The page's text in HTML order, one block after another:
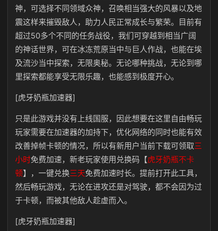
神，可选择不同领域众神，召唤相当强大的风暴以及地
震这样来摧毁敌人，助力人民正常成长与繁荣。目前有
超过50多个不同的任务战役，我们可穿越到相当广阔
的神话世界，可在冰冻荒原当中与巨人作战，也能在埃
及流沙当中探索，无限奥秘。无论哪种挑战，无论到哪
里探索都能享受无限乐趣，也能感到极度开心。
[虎牙奶瓶加速器]
只是此游戏并没有上线国服，因此想要在这里自由畅玩
玩家需要在加速器的加持下，优化网络的同时也能有效
改善掉帧卡顿的情况，所以有新用户当前下载可领取三
小时免费加速，新老玩家使用兑换码【虎牙奶瓶不卡
顿】，一键兑换三天免费加速时长。提前打开此工具，
然后畅玩游戏，无论在进攻还是对驾驶，都不会因为过
于卡顿，而被其他敌人趁虚而入。
[虎牙奶瓶加速器]